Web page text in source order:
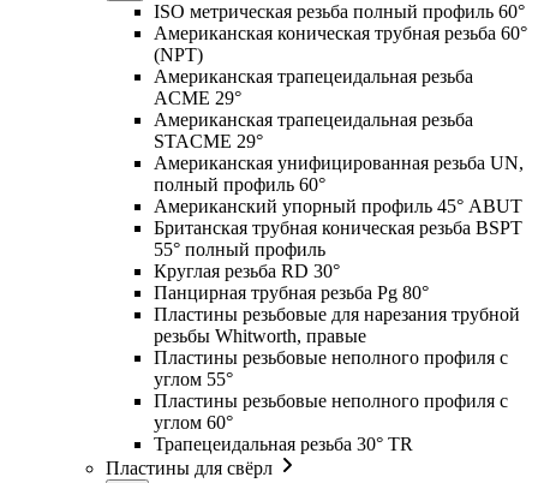
ISO метрическая резьба полный профиль 60°
Американская коническая трубная резьба 60°
(NPT)
Американская трапецеидальная резьба
ACME 29°
Американская трапецеидальная резьба
STACME 29°
Американская унифицированная резьба UN,
полный профиль 60°
Американский упорный профиль 45° ABUT
Британская трубная коническая резьба BSPT
55° полный профиль
Круглая резьба RD 30°
Панцирная трубная резьба Pg 80°
Пластины резьбовые для нарезания трубной
резьбы Whitworth, правые
Пластины резьбовые неполного профиля с
углом 55°
Пластины резьбовые неполного профиля с
углом 60°
Трапецеидальная резьба 30° TR
Пластины для свёрл